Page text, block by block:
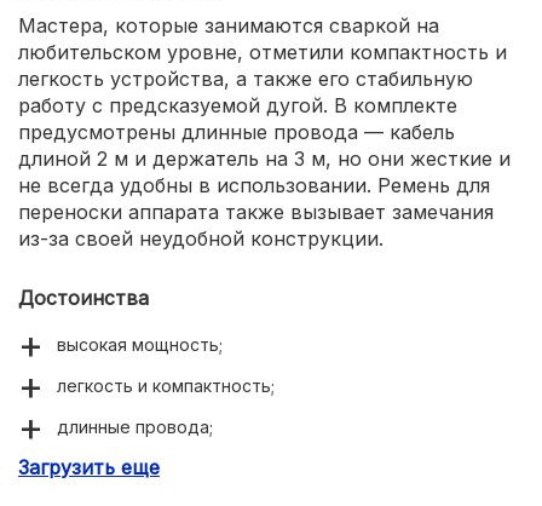
Мастера, которые занимаются сваркой на
любительском уровне, отметили компактность и
легкость устройства, а также его стабильную
работу с предсказуемой дугой. В комплекте
предусмотрены длинные провода — кабель
длиной 2 м и держатель на 3 м, но они жесткие и
не всегда удобны в использовании. Ремень для
переноски аппарата также вызывает замечания
из-за своей неудобной конструкции.
Достоинства
высокая мощность;
легкость и компактность;
длинные провода;
современные опции.
Загрузить еще